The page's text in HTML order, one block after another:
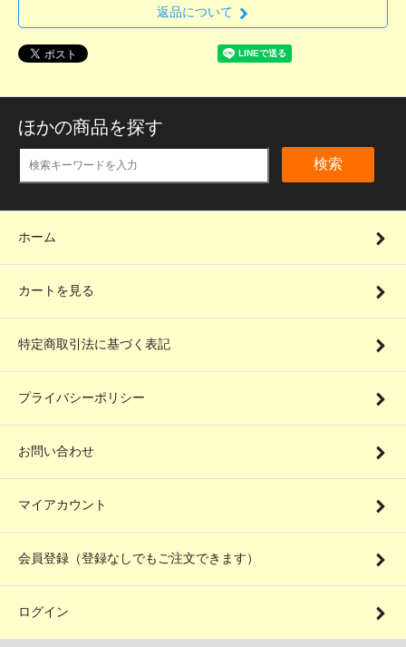
返品について
ほかの商品を探す
検索
ホーム
カートを見る
特定商取引法に基づく表記
プライバシーポリシー
お問い合わせ
マイアカウント
会員登録（登録なしでもご注文できます）
ログイン